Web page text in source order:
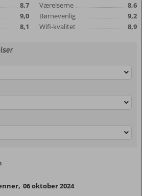
8,7
9,0
8,1
Værelserne
8,6
Børnevenlig
9,2
Wifi-kvalitet
8,9
, 06 oktober 2024